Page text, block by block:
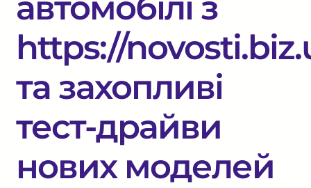
https://
та захопливі
тест-драйви
нових моделей